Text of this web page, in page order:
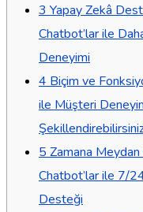
3 Yapay Zekâ
Chatbot’lar ile
Deneyimi
4 Biçim ve
ile Müşteri
5 Zamana
Chatbot’lar ile 7/
Desteği